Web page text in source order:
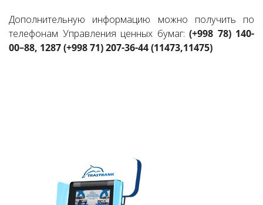
Дополнительную информацию можно получить по
телефонам Управления ценных бумаг: (+998 78) 140-
00–88, 1287 (+998 71) 207-36-44 (11473,11475)